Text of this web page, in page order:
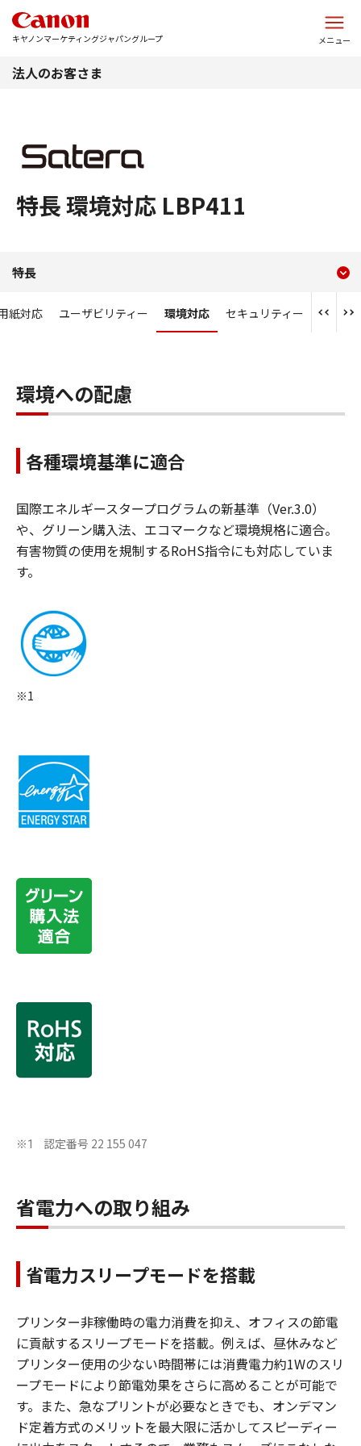
キヤノンマーケティングジャパングループ メニュー
法人のお客さま
特長 環境対応 LBP411
特長
紙対応 ユーザビリティー 環境対応 セキュリティー
環境への配慮
各種環境基準に適合
国際エネルギースタープログラムの新基準（Ver.3.0）
や、グリーン購入法、エコマークなど環境規格に適合。
有害物質の使用を規制するRoHS指令にも対応していま
す。
※1
※1 認定番号 22 155 047
省電力への取り組み
省電力スリープモードを搭載
プリンター非稼働時の電力消費を抑え、オフィスの節電
に貢献するスリープモードを搭載。例えば、昼休みなど
プリンター使用の少ない時間帯には消費電力約1Wのスリ
ープモードにより節電効果をさらに高めることが可能で
す。また、急なプリントが必要なときでも、オンデマン
ド定着方式のメリットを最大限に活かしてスピーディー